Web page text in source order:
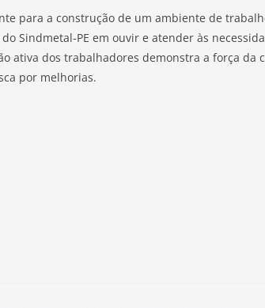
para a construção de um ambiente de
Sindmetal-PE em ouvir e atender às
ativa dos trabalhadores demonstra a força da
por melhorias.
fábricas
27 de agosto de 2025